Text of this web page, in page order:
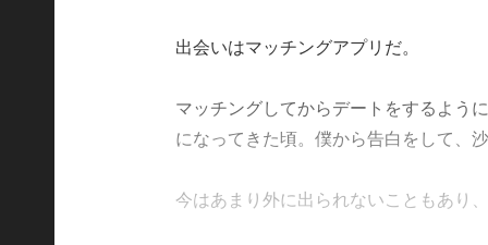
出会いはマッチングアプリだ。
マッチングしてからデートをするよう
になってきた頃。僕から告白をして、
今はあまり外に出られないこともあり